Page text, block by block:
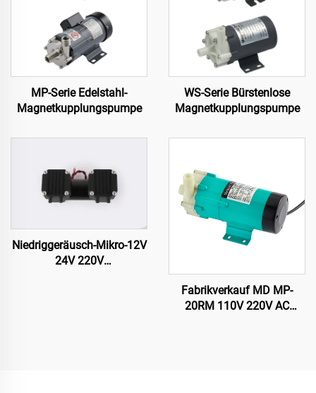
MP-Serie Edelstahl-
Magnetkupplungspumpe
WS-Serie Bürstenlose
Magnetkupplungspumpe
Niedriggeräusch-Mikro-12V
24V 220V
Vakuummembranhochdruckpumpe
Fabrikverkauf MD MP-
20RM 110V 220V AC